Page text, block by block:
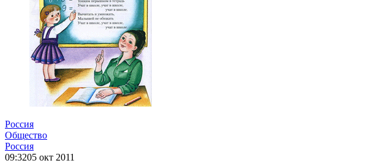
Россия
Общество
Россия
09:3205 окт 2011